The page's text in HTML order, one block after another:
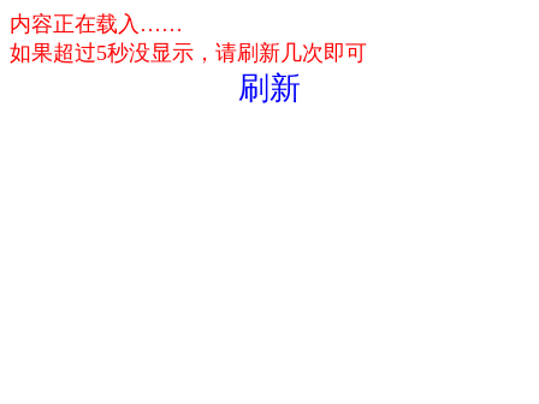
内容正在载入……
如果超过5秒没显示，请刷新几次即可
刷新